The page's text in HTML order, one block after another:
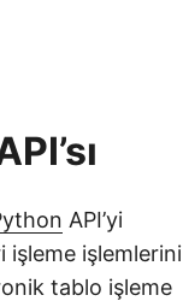
API’yi
işleme işlemlerini
tablo işleme